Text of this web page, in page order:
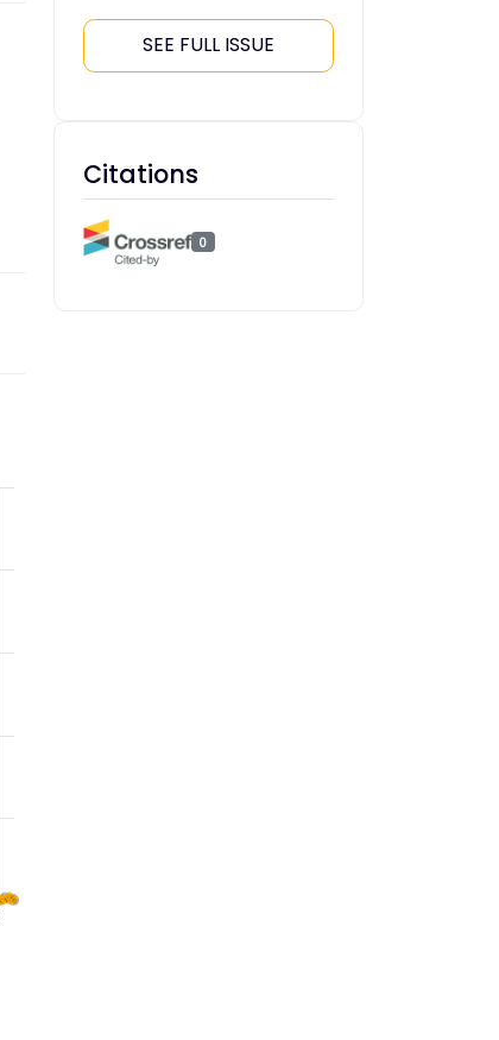
SEE FULL ISSUE
Citations
0